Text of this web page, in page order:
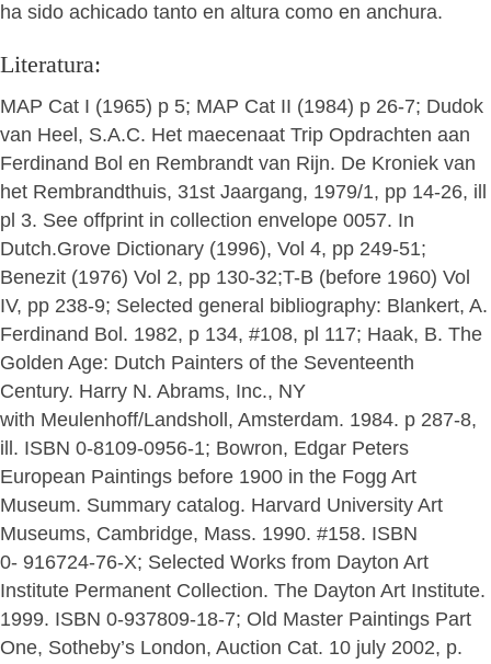
ha sido achicado tanto en altura como en anchura.
Literatura:
MAP Cat I (1965) p 5; MAP Cat II (1984) p 26-7; Dudok
van Heel, S.A.C. Het maecenaat Trip Opdrachten aan
Ferdinand Bol en Rembrandt van Rijn. De Kroniek van
het Rembrandthuis, 31st Jaargang, 1979/1, pp 14-26, ill
pl 3. See offprint in collection envelope 0057. In
Dutch.Grove Dictionary (1996), Vol 4, pp 249-51;
Benezit (1976) Vol 2, pp 130-32;T-B (before 1960) Vol
IV, pp 238-9; Selected general bibliography: Blankert, A.
Ferdinand Bol. 1982, p 134, #108, pl 117; Haak, B. The
Golden Age: Dutch Painters of the Seventeenth
Century. Harry N. Abrams, Inc., NY
with Meulenhoff/Landsholl, Amsterdam. 1984. p 287-8,
ill. ISBN 0-8109-0956-1; Bowron, Edgar Peters
European Paintings before 1900 in the Fogg Art
Museum. Summary catalog. Harvard University Art
Museums, Cambridge, Mass. 1990. #158. ISBN
0- 916724-76-X; Selected Works from Dayton Art
Institute Permanent Collection. The Dayton Art Institute.
1999. ISBN 0-937809-18-7; Old Master Paintings Part
One, Sotheby’s London, Auction Cat. 10 july 2002, p.